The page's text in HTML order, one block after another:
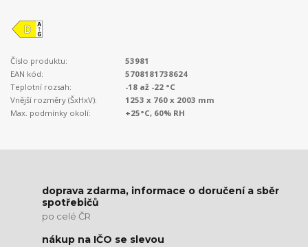
Číslo produktu:
53981
EAN kód:
5708181738624
Teplotní rozsah:
-18 až -22 °C
Vnější rozměry (ŠxHxV):
1253 x 760 x 2003 mm
Max. podmínky okolí:
+25°C, 60% RH
doprava zdarma, informace o doručení a sběr
spotřebičů
po celé ČR
nákup na IČO se slevou